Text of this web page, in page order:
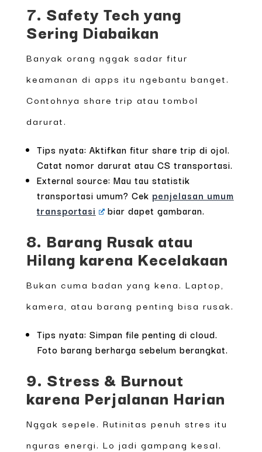
7. Safety Tech yang
Sering Diabaikan
Banyak orang nggak sadar fitur
keamanan di apps itu ngebantu banget.
Contohnya share trip atau tombol
darurat.
Tips nyata: Aktifkan fitur share trip di ojol.
Catat nomor darurat atau CS transportasi.
External source: Mau tau statistik
transportasi umum? Cek penjelasan umum
transportasi
biar dapet gambaran.
8. Barang Rusak atau
Hilang karena Kecelakaan
Bukan cuma badan yang kena. Laptop,
kamera, atau barang penting bisa rusak.
Tips nyata: Simpan file penting di cloud.
Foto barang berharga sebelum berangkat.
9. Stress & Burnout
karena Perjalanan Harian
Nggak sepele. Rutinitas penuh stres itu
nguras energi. Lo jadi gampang kesal.